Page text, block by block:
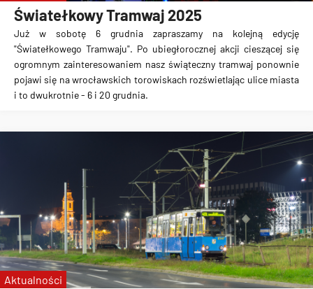
Światełkowy Tramwaj 2025
Już w sobotę 6 grudnia zapraszamy na kolejną edycję
"Światełkowego Tramwaju". Po ubiegłorocznej akcji cieszącej się
ogromnym zainteresowaniem nasz świąteczny tramwaj ponownie
pojawi się na wrocławskich torowiskach rozświetlając ulice miasta
i to dwukrotnie - 6 i 20 grudnia.
Aktualności